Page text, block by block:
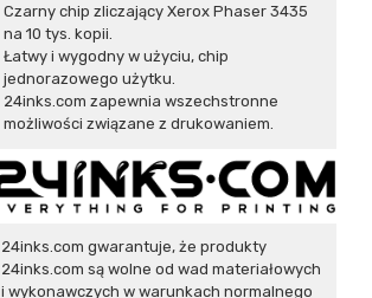
Czarny chip zliczający Xerox Phaser 3435
na 10 tys. kopii.
Łatwy i wygodny w użyciu, chip
jednorazowego użytku.
24inks.com zapewnia wszechstronne
możliwości związane z drukowaniem.
24inks.com gwarantuje, że produkty
24inks.com są wolne od wad materiałowych
i wykonawczych w warunkach normalnego